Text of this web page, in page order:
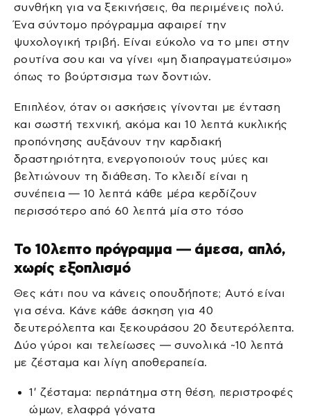
συνθήκη για να ξεκινήσεις, θα περιμένεις πολύ.
Ένα σύντομο πρόγραμμα αφαιρεί την
ψυχολογική τριβή. Είναι εύκολο να το μπει στην
ρουτίνα σου και να γίνει «μη διαπραγματεύσιμο»
όπως το βούρτσισμα των δοντιών.
Επιπλέον, όταν οι ασκήσεις γίνονται με ένταση
και σωστή τεχνική, ακόμα και 10 λεπτά κυκλικής
προπόνησης αυξάνουν την καρδιακή
δραστηριότητα, ενεργοποιούν τους μύες και
βελτιώνουν τη διάθεση. Το κλειδί είναι η
συνέπεια — 10 λεπτά κάθε μέρα κερδίζουν
περισσότερο από 60 λεπτά μία στο τόσο
Το 10λεπτο πρόγραμμα — άμεσα, απλό,
χωρίς εξοπλισμό
Θες κάτι που να κάνεις οπουδήποτε; Αυτό είναι
για σένα. Κάνε κάθε άσκηση για 40
δευτερόλεπτα και ξεκουράσου 20 δευτερόλεπτα.
Δύο γύροι και τελείωσες — συνολικά ~10 λεπτά
με ζέσταμα και λίγη αποθεραπεία.
1′ ζέσταμα: περπάτημα στη θέση, περιστροφές
ώμων, ελαφρά γόνατα